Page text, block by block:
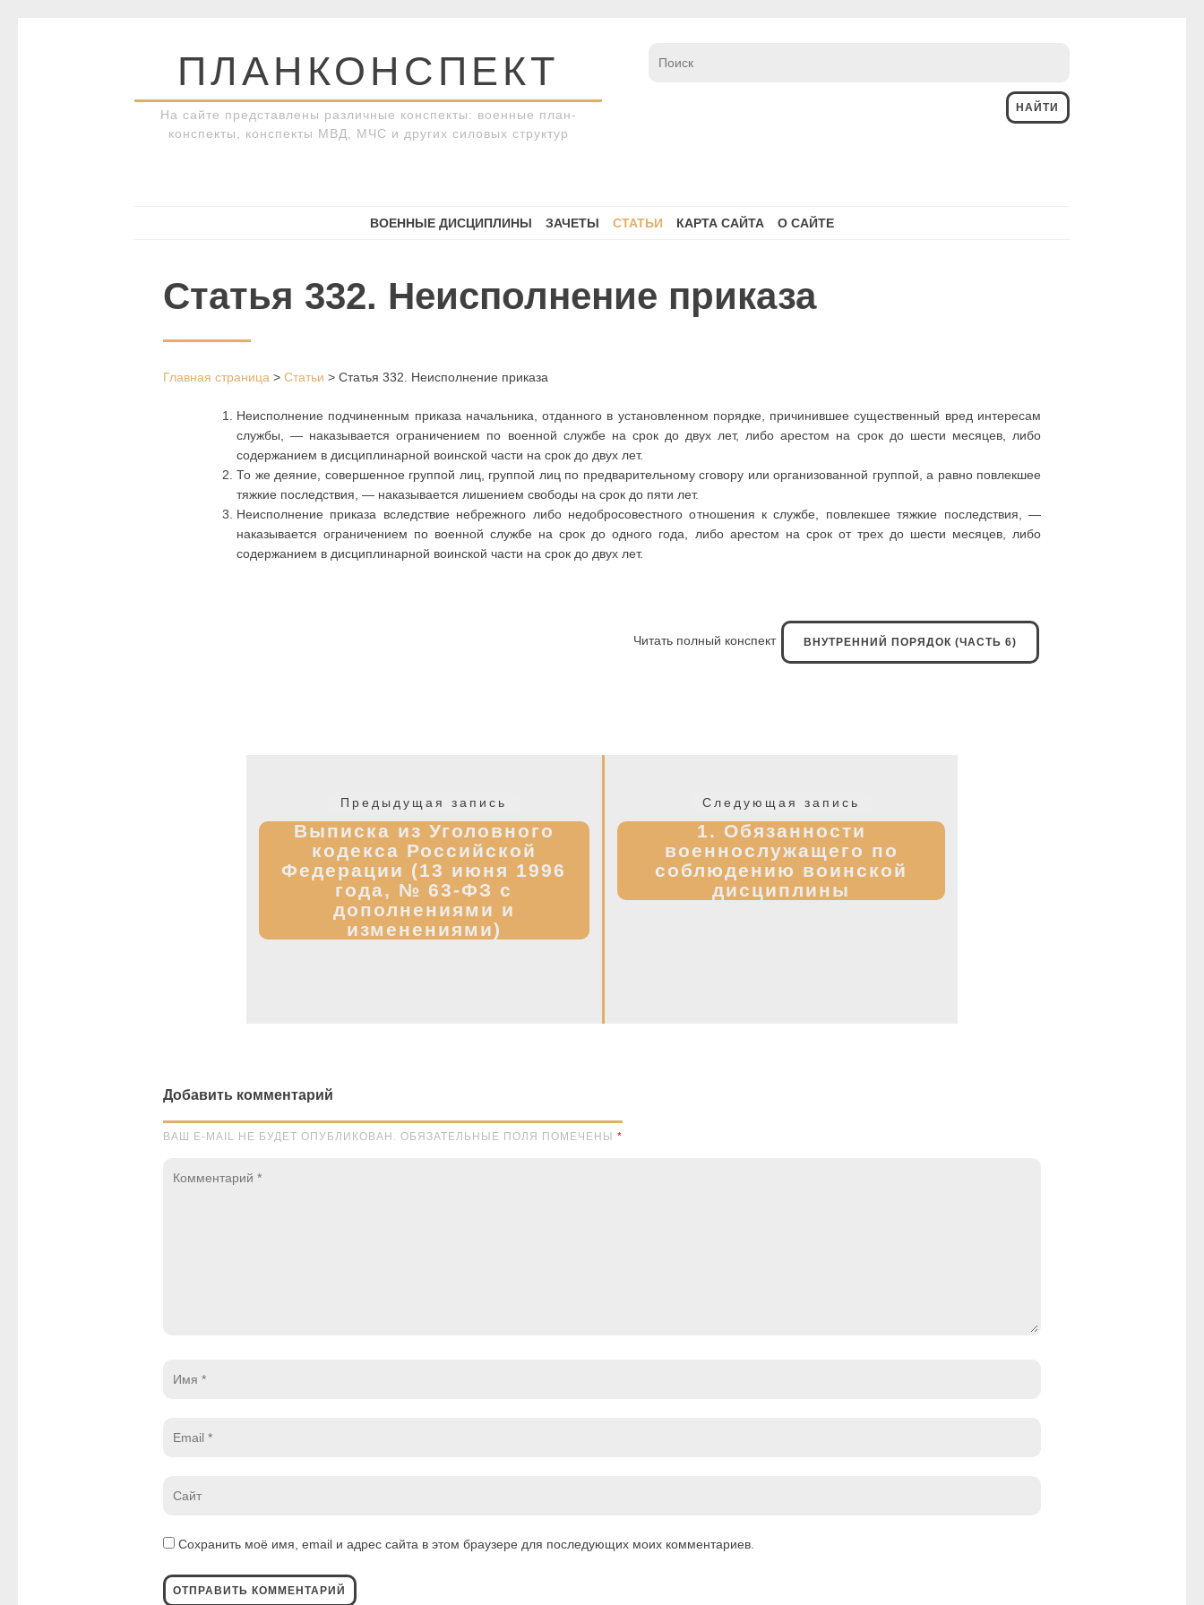
ПЛАНКОНСПЕКТ
На сайте представлены различные конспекты: военные план-
конспекты, конспекты МВД, МЧС и других силовых структур
ВОЕННЫЕ ДИСЦИПЛИНЫ ЗАЧЕТЫ СТАТЬИ КАРТА САЙТА О САЙТЕ
Статья 332. Неисполнение приказа
Главная страница > Статьи > Статья 332. Неисполнение приказа
Неисполнение подчиненным приказа начальника, отданного в установленном порядке, причинившее существенный вред интересам
службы, — наказывается ограничением по военной службе на срок до двух лет, либо арестом на срок до шести месяцев, либо
содержанием в дисциплинарной воинской части на срок до двух лет.
То же деяние, совершенное группой лиц, группой лиц по предварительному сговору или организованной группой, а равно повлекшее
тяжкие последствия, — наказывается лишением свободы на срок до пяти лет.
Неисполнение приказа вследствие небрежного либо недобросовестного отношения к службе, повлекшее тяжкие последствия, —
наказывается ограничением по военной службе на срок до одного года, либо арестом на срок от трех до шести месяцев, либо
содержанием в дисциплинарной воинской части на срок до двух лет.
Читать полный конспект ВНУТРЕННИЙ ПОРЯДОК (ЧАСТЬ 6)
Предыдущая запись
запись:
Выписка из Уголовного
кодекса Российской
Федерации (13 июня 1996
года, № 63-ФЗ с
дополнениями и
изменениями)
Следующая запись
запись:
1. Обязанности
военнослужащего по
соблюдению воинской
дисциплины
Добавить комментарий
ВАШ E-MAIL НЕ БУДЕТ ОПУБЛИКОВАН. ОБЯЗАТЕЛЬНЫЕ ПОЛЯ ПОМЕЧЕНЫ *
Сохранить моё имя, email и адрес сайта в этом браузере для последующих моих комментариев.